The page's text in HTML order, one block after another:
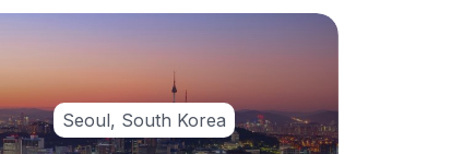
Seoul, South Korea